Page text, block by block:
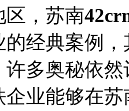
区，苏南
的经典案例
许多奥秘依
企业能够在